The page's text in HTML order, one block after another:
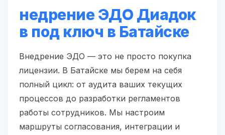
недрение ЭДО Диадок
в под ключ в Батайске
Внедрение ЭДО — это не просто покупка
лицензии. В Батайске мы берем на себя
полный цикл: от аудита ваших текущих
процессов до разработки регламентов
работы сотрудников. Мы настроим
маршруты согласования, интеграции и